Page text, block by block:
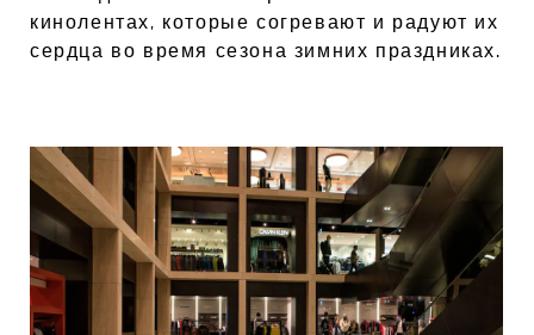
кинолентах, которые согревают и радуют их
сердца во время сезона зимних праздниках.